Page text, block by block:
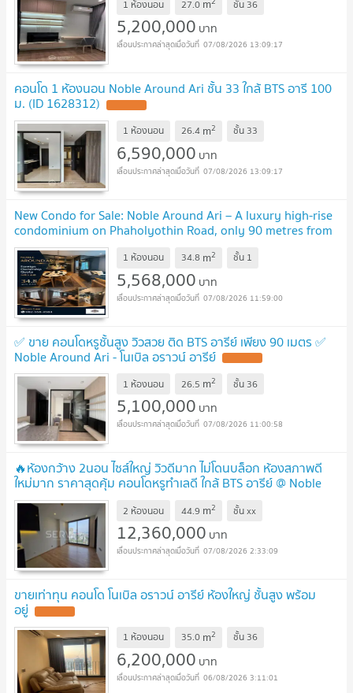
1 ห้องนอน 27.0 m ชั้น 36
5,200,000 บาท
07/08/2026 13:09:17
คอนโด 1 ห้องนอน Noble Around Ari ชั้น 33 ใกล้ BTS อารี 100
ม. (ID 1628312)
1 ห้องนอน 26.4 m2 ชั้น 33
6,590,000 บาท
07/08/2026 13:09:17
New Condo for Sale: Noble Around Ari – A luxury high-rise
condominium on Phaholyothin Road, only 90 metres from
BTS Ari, | #TPI-3216
1 ห้องนอน 34.8 m2 ชั้น 1
5,568,000 บาท
07/08/2026 11:59:00
✅ ขาย คอนโดหรูชั้นสูง วิวสวย ติด BTS อารีย์ เพียง 90 เมตร ✅
Noble Around Ari - โนเบิล อราวน์ อารีย์
1 ห้องนอน 26.5 m2 ชั้น 36
5,100,000 บาท
07/08/2026 11:00:58
🔥ห้องกว้าง 2นอน ไซส์ใหญ่ วิวดีมาก ไม่โดนบล็อก ห้องสภาพดี
ใหม่มาก ราคาสุดคุ้ม คอนโดหรูทำเลดี ใกล้ BTS อารีย์ @ Noble
Around Ari
2 ห้องนอน 44.9 m2 ชั้นxx
12,360,000 บาท
07/08/2026 2:33:09
ขายเท่าทุน คอนโด โนเบิล อราวน์ อารีย์ ห้องใหญ่ ชั้นสูง พร้อม
อยู่
1 ห้องนอน 35.0 m2 ชั้น 36
6,200,000 บาท
06/08/2026 3:11:01